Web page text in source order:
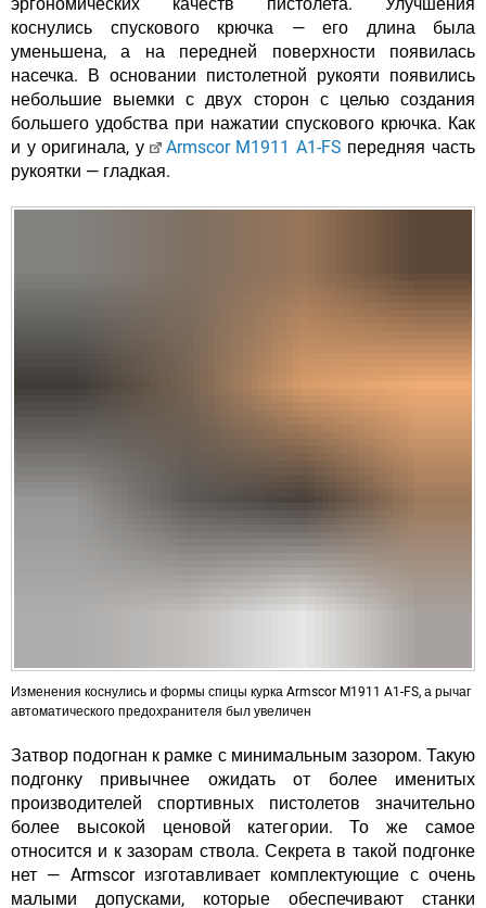
коснулись спускового крючка — его длина была
уменьшена, а на передней поверхности появилась
насечка. В основании пистолетной рукояти появились
небольшие выемки с двух сторон с целью создания
большего удобства при нажатии спускового крючка. Как
и у оригинала, у
Armscor M1911 A1-FS передняя часть
рукоятки — гладкая.
Изменения коснулись и формы спицы курка Armscor M1911 A1-FS, а рычаг
автоматического предохранителя был увеличен
Затвор подогнан к рамке с минимальным зазором. Такую
подгонку привычнее ожидать от более именитых
производителей спортивных пистолетов значительно
более высокой ценовой категории. То же самое
относится и к зазорам ствола. Секрета в такой подгонке
нет — Armscor изготавливает комплектующие с очень
малыми допусками, которые обеспечивают станки